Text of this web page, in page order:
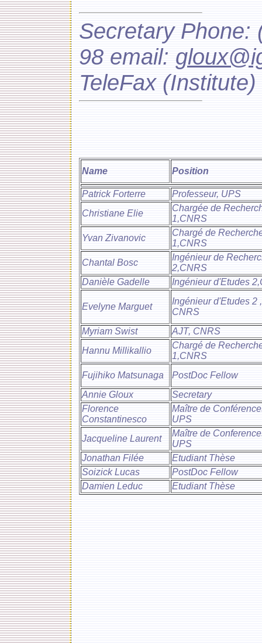
Secretary Phone:
98 email:
TeleFax
Name Position
Patrick Forterre
Professeur, UPS
Christiane Elie
Chargée de
1,CNRS
Yvan Zivanovic
Chargé de
1,CNRS
Chantal Bosc
Ingénieur de
2,CNRS
Danièle Gadelle
Ingénieur d'Etudes
Evelyne Marguet
Ingénieur d'Etudes 2 ,
CNRS
Myriam Swist
AJT, CNRS
Hannu Millikallio
Chargé de
1,CNRS
Fujihiko Matsunaga
PostDoc Fellow
Annie Gloux
Secretary
Florence
Constantinesco
Maître de
UPS
Jacqueline Laurent
Maître de
UPS
Jonathan Filée
Etudiant Thèse
Soizick Lucas
PostDoc Fellow
Damien Leduc
Etudiant Thèse